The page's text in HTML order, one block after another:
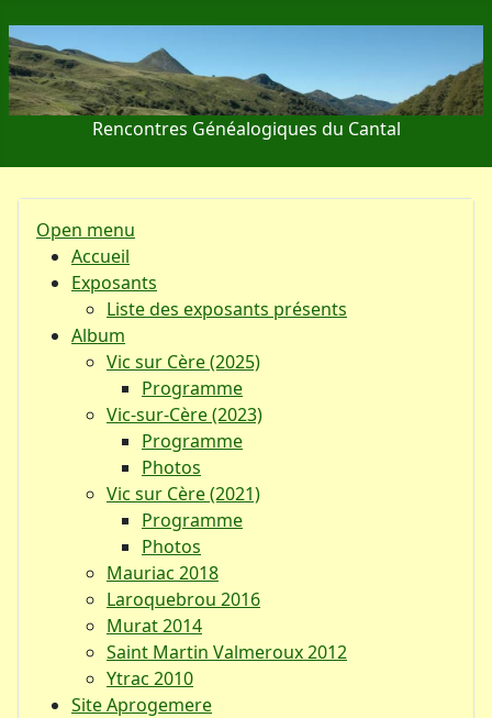
Rencontres Généalogiques du Cantal
Open menu
Accueil
Exposants
Liste des exposants présents
Album
Vic sur Cère (2025)
Programme
Vic-sur-Cère (2023)
Programme
Photos
Vic sur Cère (2021)
Programme
Photos
Mauriac 2018
Laroquebrou 2016
Murat 2014
Saint Martin Valmeroux 2012
Ytrac 2010
Site Aprogemere